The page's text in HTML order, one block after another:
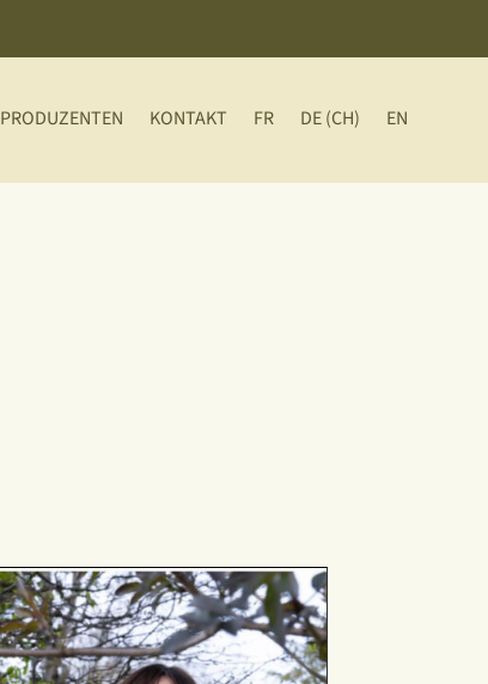
PRODUZENTEN KONTAKT FR DE (CH) EN